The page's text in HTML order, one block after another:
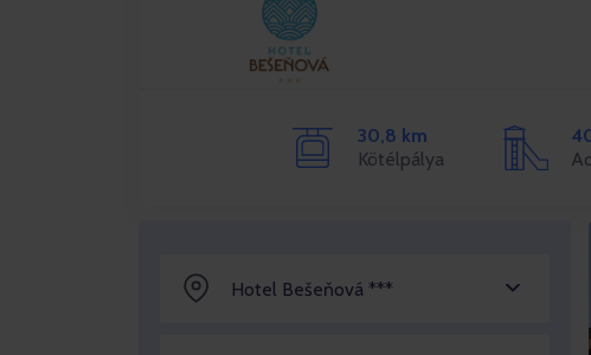
30,8 km
Kötélpálya
Hotel Bešeňová ***